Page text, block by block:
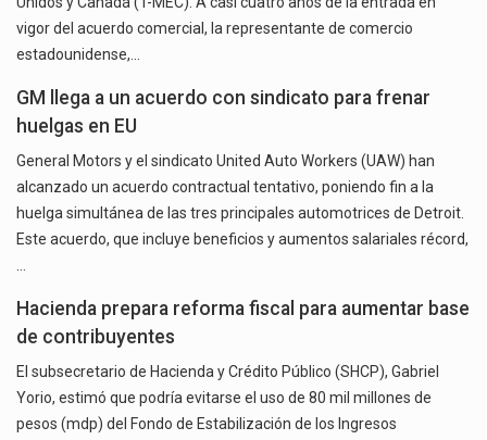
vigor del acuerdo comercial, la representante de comercio
estadounidense,…
GM llega a un acuerdo con sindicato para frenar
huelgas en EU
General Motors y el sindicato United Auto Workers (UAW) han
alcanzado un acuerdo contractual tentativo, poniendo fin a la
huelga simultánea de las tres principales automotrices de Detroit.
Este acuerdo, que incluye beneficios y aumentos salariales récord,
…
Hacienda prepara reforma fiscal para aumentar base
de contribuyentes
El subsecretario de Hacienda y Crédito Público (SHCP), Gabriel
Yorio, estimó que podría evitarse el uso de 80 mil millones de
pesos (mdp) del Fondo de Estabilización de los Ingresos